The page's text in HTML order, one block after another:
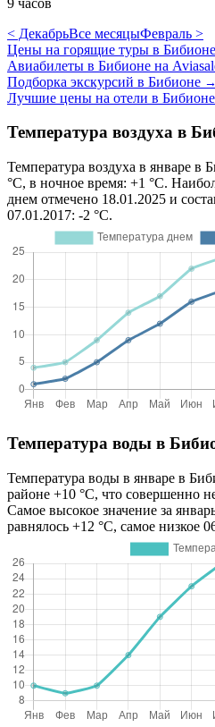
< ДекабрьВсе месяцыФевраль >
Цены на горящие туры в Бибионе
Авиабилеты в Бибионе на
Подборка экскурсий в Бибионе →
Лучшие цены на отели в Бибионе
Температура воздуха в
Температура воздуха в январе в
°C, в ночное время: +1 °C.
днем отмечено 18.01.2025 и
07.01.2017: -2 °C.
Температура воды в
Температура воды в январе в
районе +10 °C, что совершенно
Самое высокое значение за
равнялось +12 °C, самое низкое